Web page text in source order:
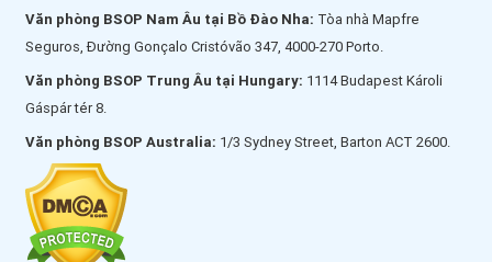
Văn phòng BSOP Nam Âu tại Bồ Đào Nha: Tòa nhà Mapfre
Seguros, Đường Gonçalo Cristóvão 347, 4000-270 Porto.
Văn phòng BSOP Trung Âu tại Hungary: 1114 Budapest Károli
Gáspár tér 8.
Văn phòng BSOP Australia: 1/3 Sydney Street, Barton ACT 2600.